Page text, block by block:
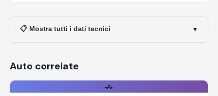
📋 Mostra tutti i dati tecnici ▼
Auto correlate
🚗